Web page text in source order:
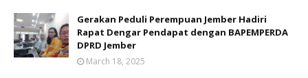
Gerakan Peduli Perempuan Jember Hadiri
Rapat Dengar Pendapat dengan BAPEMPERDA
DPRD Jember
March 18, 2025